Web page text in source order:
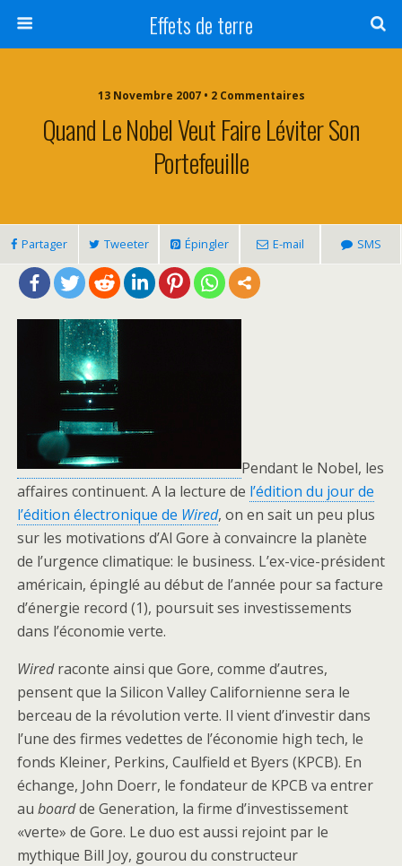
Effets de terre
13 Novembre 2007 • 2 Commentaires
Quand Le Nobel Veut Faire Léviter Son
Portefeuille
Partager Tweeter Épingler E-mail SMS
Pendant le Nobel, les
affaires continuent. A la lecture de l’édition du jour de
l’édition électronique de Wired, on en sait un peu plus
sur les motivations d’Al Gore à convaincre la planète
de l’urgence climatique: le business. L’ex-vice-président
américain, épinglé au début de l’année pour sa facture
d’énergie record (1), poursuit ses investissements
dans l’économie verte.
Wiredraconte ainsi que Gore, comme d’autres,
pensent que la Silicon Valley Californienne sera le
berceau de la révolution verte. Il vient d’investir dans
l’une des firmes vedettes de l’économie high tech, le
fonds Kleiner, Perkins, Caulfield et Byers (KPCB). En
échange, John Doerr, le fondateur de KPCB va entrer
au boardde Generation, la firme d’investissement
«verte» de Gore. Le duo est aussi rejoint par le
mythique Bill Joy, gourou du constructeur